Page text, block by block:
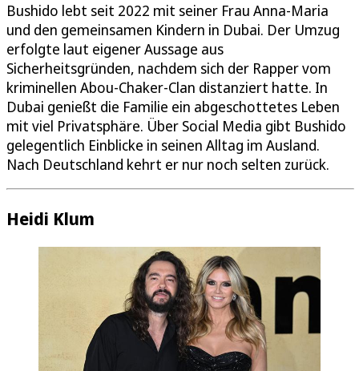
Bushido lebt seit 2022 mit seiner Frau Anna-Maria
und den gemeinsamen Kindern in Dubai. Der Umzug
erfolgte laut eigener Aussage aus
Sicherheitsgründen, nachdem sich der Rapper vom
kriminellen Abou-Chaker-Clan distanziert hatte. In
Dubai genießt die Familie ein abgeschottetes Leben
mit viel Privatsphäre. Über Social Media gibt Bushido
gelegentlich Einblicke in seinen Alltag im Ausland.
Nach Deutschland kehrt er nur noch selten zurück.
Heidi Klum